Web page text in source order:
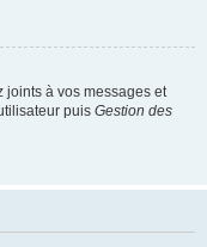
joints à vos messages et
puis Gestion des